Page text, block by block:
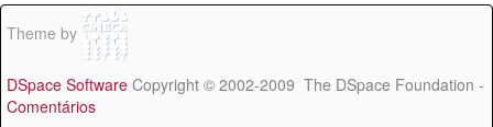
Theme by
DSpace Software Copyright © 2002-2009 The DSpace Foundation -
Comentários